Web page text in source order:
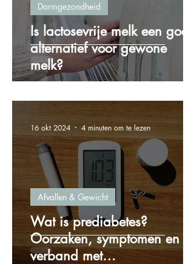
Is lactosevrije melk een goed
alternatief voor gewone
melk?
Darmgezondheid
Wat is prediabetes?
Oorzaken, symptomen en het
verband met
Afvallen & Gewicht
16 okt 2024 4 minuten om te lezen